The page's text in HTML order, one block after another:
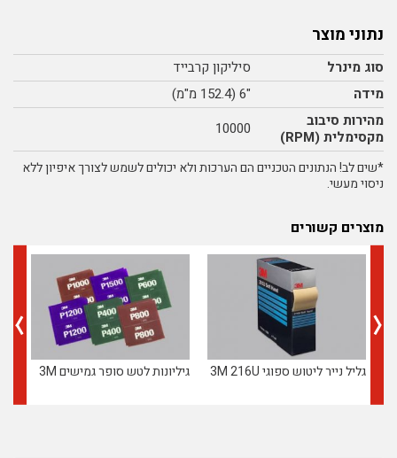
נתוני מוצר
סוג מינרל
סיליקון קרבייד
מידה
"6 (152.4 מ"מ)
מהירות סיבוב
מקסימלית (RPM)
10000
*שים לב! הנתונים הטכניים הם הערכות ולא יכולים לשמש לצורך איפיון ללא
ניסוי מעשי.
מוצרים קשורים
גליל נייר ליטוש ספוגי 3M 216U גיליונות לטש סופר גמישים 3M